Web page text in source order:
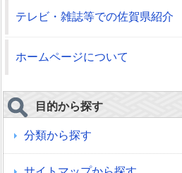
テレビ・雑誌等での佐賀県紹介
ホームページについて
目的から探す
分類から探す